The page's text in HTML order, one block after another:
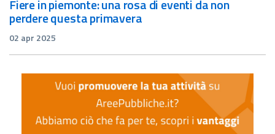
fiere in piemonte: una rosa di eventi da non
perdere questa primavera
02 apr 2025